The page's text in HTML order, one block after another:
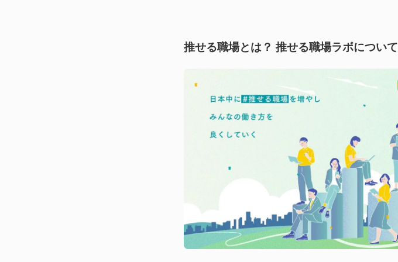
推せる職場とは？ 推せる職場ラボについて